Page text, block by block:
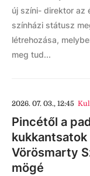
új színi- direktor az
színházi státusz
létrehozása,
meg tud...
2026. 07. 03., 12:45
Pincétől a
kukkantsatok
Vörösmarty
mögé